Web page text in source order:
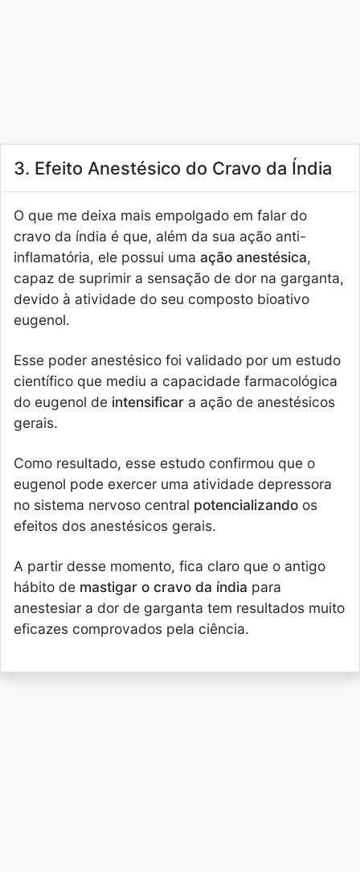
3. Efeito Anestésico do Cravo da Índia
O que me deixa mais empolgado em falar do
cravo da índia é que, além da sua ação anti-
inflamatória, ele possui uma ação anestésica,
capaz de suprimir a sensação de dor na garganta,
devido à atividade do seu composto bioativo
eugenol.
Esse poder anestésico foi validado por um estudo
científico que mediu a capacidade farmacológica
do eugenol de intensificar a ação de anestésicos
gerais.
Como resultado, esse estudo confirmou que o
eugenol pode exercer uma atividade depressora
no sistema nervoso central potencializando os
efeitos dos anestésicos gerais.
A partir desse momento, fica claro que o antigo
hábito de mastigar o cravo da índia para
anestesiar a dor de garganta tem resultados muito
eficazes comprovados pela ciência.